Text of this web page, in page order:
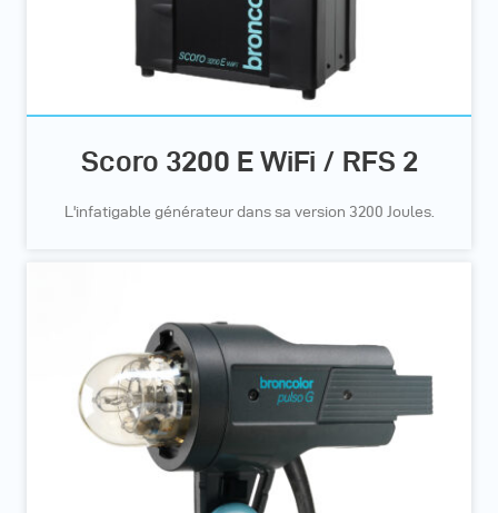
Scoro 3200 E WiFi / RFS 2
L'infatigable générateur dans sa version 3200 Joules.